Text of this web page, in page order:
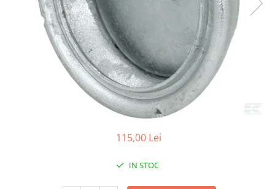
115,00 Lei
IN STOC